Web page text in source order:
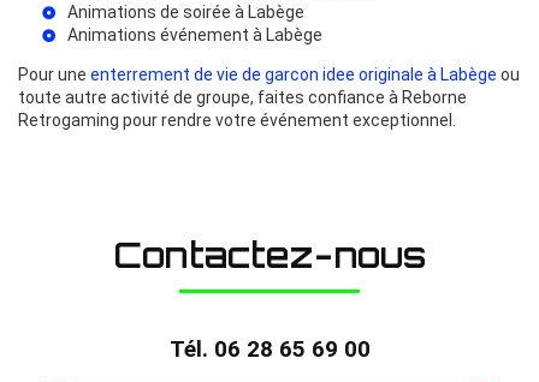
Animations de soirée à Labège
Animations événement à Labège
Pour une enterrement de vie de garcon idee originale à Labège ou
toute autre activité de groupe, faites confiance à Reborne
Retrogaming pour rendre votre événement exceptionnel.
Contactez-nous
Tél. 06 28 65 69 00